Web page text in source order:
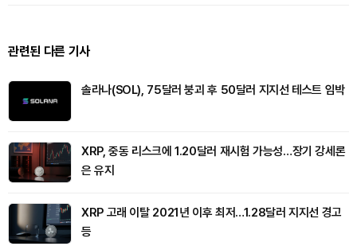
관련된 다른 기사
솔라나(SOL), 75달러 붕괴 후 50달러 지지선 테스트 임박
XRP, 중동 리스크에 1.20달러 재시험 가능성…장기 강세론
은 유지
XRP 고래 이탈 2021년 이후 최저…1.28달러 지지선 경고
등